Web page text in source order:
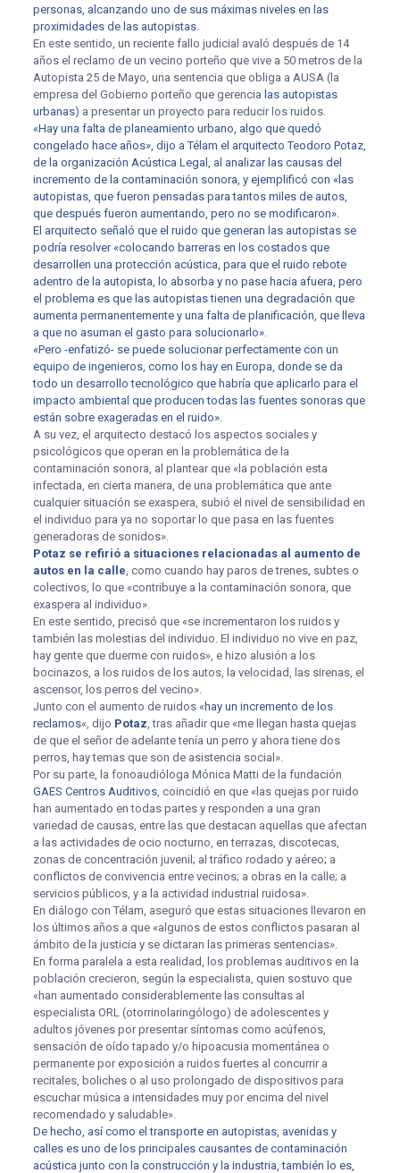
personas, alcanzando uno de sus máximas niveles en las
proximidades de las autopistas.
En este sentido, un reciente fallo judicial avaló después de 14
años el reclamo de un vecino porteño que vive a 50 metros de la
Autopista 25 de Mayo, una sentencia que obliga a AUSA (la
empresa del Gobierno porteño que gerencia las autopistas
urbanas) a presentar un proyecto para reducir los ruidos.
«Hay una falta de planeamiento urbano, algo que quedó
congelado hace años», dijo a Télam el arquitecto Teodoro Potaz,
de la organización Acústica Legal, al analizar las causas del
incremento de la contaminación sonora, y ejemplificó con «las
autopistas, que fueron pensadas para tantos miles de autos,
que después fueron aumentando, pero no se modificaron».
El arquitecto señaló que el ruido que generan las autopistas se
podría resolver «colocando barreras en los costados que
desarrollen una protección acústica, para que el ruido rebote
adentro de la autopista, lo absorba y no pase hacia afuera, pero
el problema es que las autopistas tienen una degradación que
aumenta permanentemente y una falta de planificación, que lleva
a que no asuman el gasto para solucionarlo».
«Pero -enfatizó- se puede solucionar perfectamente con un
equipo de ingenieros, como los hay en Europa, donde se da
todo un desarrollo tecnológico que habría que aplicarlo para el
impacto ambiental que producen todas las fuentes sonoras que
están sobre exageradas en el ruido».
A su vez, el arquitecto destacó los aspectos sociales y
psicológicos que operan en la problemática de la
contaminación sonora, al plantear que «la población esta
infectada, en cierta manera, de una problemática que ante
cualquier situación se exaspera, subió el nivel de sensibilidad en
el individuo para ya no soportar lo que pasa en las fuentes
generadoras de sonidos».
Potaz se refirió a situaciones relacionadas al aumento de
autos en la calle, como cuando hay paros de trenes, subtes o
colectivos, lo que «contribuye a la contaminación sonora, que
exaspera al individuo».
En este sentido, precisó que «se incrementaron los ruidos y
también las molestias del individuo. El individuo no vive en paz,
hay gente que duerme con ruidos», e hizo alusión a los
bocinazos, a los ruidos de los autos, la velocidad, las sirenas, el
ascensor, los perros del vecino».
Junto con el aumento de ruidos «hay un incremento de los
reclamos«, dijo Potaz, tras añadir que «me llegan hasta quejas
de que el señor de adelante tenía un perro y ahora tiene dos
perros, hay temas que son de asistencia social».
Por su parte, la fonoaudióloga Mónica Matti de la fundación
GAES Centros Auditivos, coincidió en que «las quejas por ruido
han aumentado en todas partes y responden a una gran
variedad de causas, entre las que destacan aquellas que afectan
a las actividades de ocio nocturno, en terrazas, discotecas,
zonas de concentración juvenil; al tráfico rodado y aéreo; a
conflictos de convivencia entre vecinos; a obras en la calle; a
servicios públicos, y a la actividad industrial ruidosa».
En diálogo con Télam, aseguró que estas situaciones llevaron en
los últimos años a que «algunos de estos conflictos pasaran al
ámbito de la justicia y se dictaran las primeras sentencias».
En forma paralela a esta realidad, los problemas auditivos en la
población crecieron, según la especialista, quien sostuvo que
«han aumentado considerablemente las consultas al
especialista ORL (otorrinolaringólogo) de adolescentes y
adultos jóvenes por presentar síntomas como acúfenos,
sensación de oído tapado y/o hipoacusia momentánea o
permanente por exposición a ruidos fuertes al concurrir a
recitales, boliches o al uso prolongado de dispositivos para
escuchar música a intensidades muy por encima del nivel
recomendado y saludable».
De hecho, así como el transporte en autopistas, avenidas y
calles es uno de los principales causantes de contaminación
acústica junto con la construcción y la industria, también lo es,